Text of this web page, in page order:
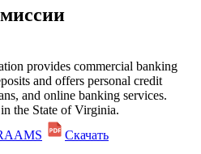
provides commercial banking
and offers personal credit
and online banking services.
the State of Virginia.
Скачать